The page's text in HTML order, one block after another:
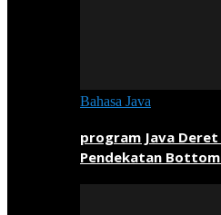
Bahasa Java
program Java
Pendekatan